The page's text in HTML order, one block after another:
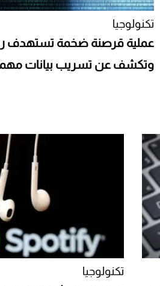
تكنولوجيا
عملية قرصنة ضخمة تستهدف
وتكشف عن تسريب بيانات
تكنولوجيا